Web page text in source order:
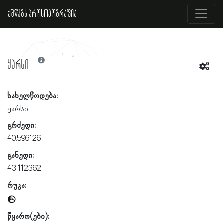
ქშწკგს პროსოპოგრაფია
ყარსი
სახელწოდება:
ყარსი
გრძედი:
40.596126
განედი:
43.112362
რუკა:
წყარო(ები):